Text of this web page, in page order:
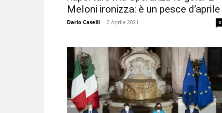
Meloni ironizza: è un pesce d’aprile
Dario Caselli - 2 Aprile 2021 0